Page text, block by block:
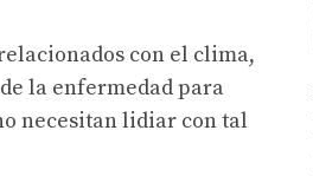
con el clima,
la enfermedad para
necesitan lidiar con tal